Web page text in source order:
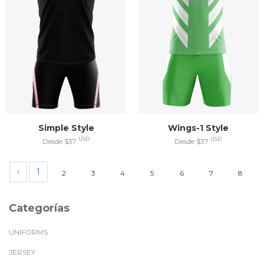
Simple Style
Desde $37 USD
Wings-1 Style
Desde $37 USD
‹ 1 2 3 4 5 6 7 8
Categorías
UNIFORMS
JERSEY